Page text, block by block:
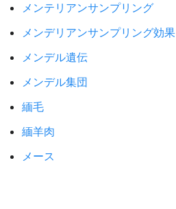
メンテリアンサンプリング
メンデリアンサンプリング効果
メンデル遺伝
メンデル集団
緬毛
緬羊肉
メース